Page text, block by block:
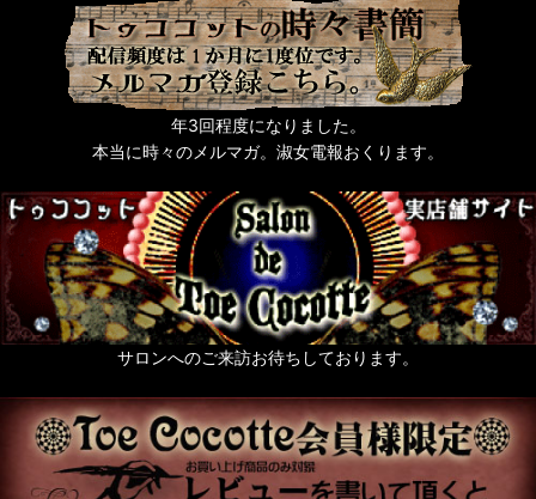
年3回程度になりました。
本当に時々のメルマガ。淑女電報おくります。
サロンへのご来訪お待ちしております。